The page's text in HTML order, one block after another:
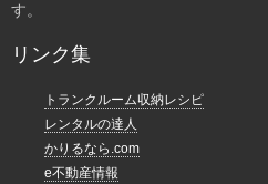
す。
リンク集
トランクルーム収納レシピ
レンタルの達人
かりるなら.com
e不動産情報